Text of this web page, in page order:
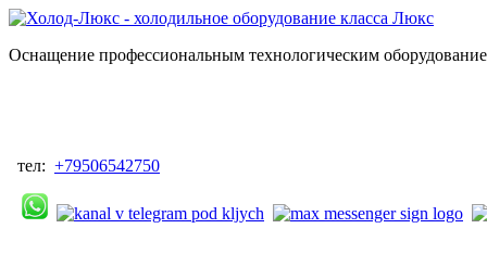
Оснащение профессиональным технологическим
тел: +79506542750